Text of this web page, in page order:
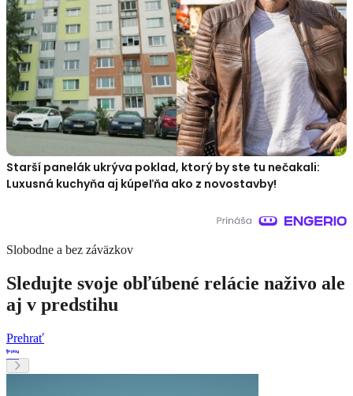
Starší panelák ukrýva poklad, ktorý by ste tu nečakali:
Luxusná kuchyňa aj kúpeľňa ako z novostavby!
Slobodne a bez záväzkov
Sledujte svoje obľúbené relácie naživo ale
aj v predstihu
Prehrať